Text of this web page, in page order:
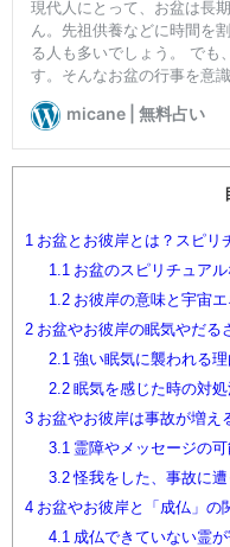
1 お盆とお彼岸とは？スピリ
1.1 お盆のスピリチュア
1.2お彼岸の意味と宇宙
2 お盆やお彼岸の眠気やだる
2.1 強い眠気に襲われる理
2.2眠気を感じた時の対処
3 お盆やお彼岸は事故が増え
3.1 霊障やメッセージの
3.2怪我をした、事故に
4 お盆やお彼岸と「成仏」の
4.1 成仏できていない霊